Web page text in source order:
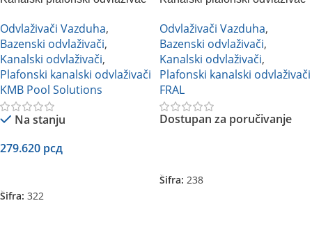
Odvlaživači Vazduha,
Bazenski odvlaživači,
Kanalski odvlaživači,
Plafonski kanalski odvlaživači
KMB Pool Solutions
Na stanju
279.620 рсд
Šifra: 322
Odvlaživači Vazduha,
Bazenski odvlaživači,
Kanalski odvlaživači,
Plafonski kanalski odvlaživači
FRAL
Dostupan za poručivanje
Šifra: 238